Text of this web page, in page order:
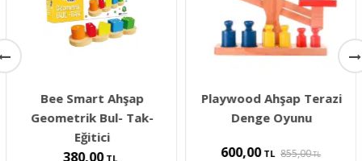
Bee Smart Ahşap
Geometrik Bul- Tak-
Eğitici
380,00TL
Playwood Ahşap Terazi
Denge Oyunu
600,00TL 855,00TL